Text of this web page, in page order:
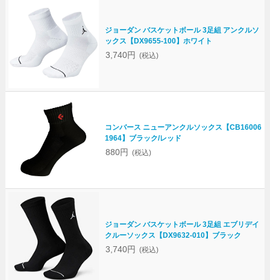
ジョーダン バスケットボール 3足組 アンクルソ
ックス【DX9655-100】ホワイト
3,740円 (税込)
コンバース ニューアンクルソックス【CB16006
1964】ブラック/レッド
880円 (税込)
ジョーダン バスケットボール 3足組 エブリデイ
クルーソックス【DX9632-010】ブラック
3,740円 (税込)